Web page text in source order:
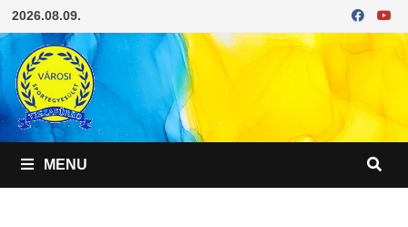
Skip
to
content
2026.08.09.
MENU